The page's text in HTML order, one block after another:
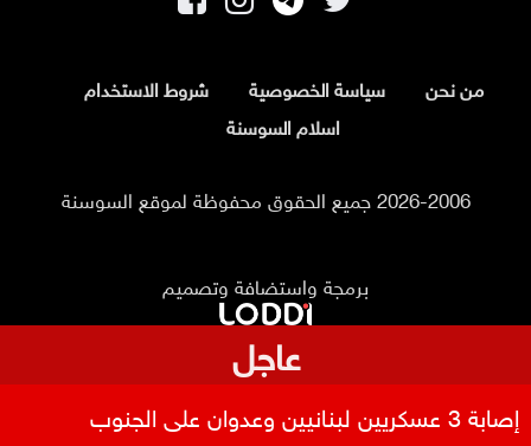
من نحن سياسة الخصوصية
شروط الاستخدام
اسلام السوسنة
2026-2006 جميع الحقوق محفوظة لموقع السوسنة
برمجة واستضافة وتصميم
عاجل
إصابة 3 عسكريين لبنانيين وعدوان على الجنوب